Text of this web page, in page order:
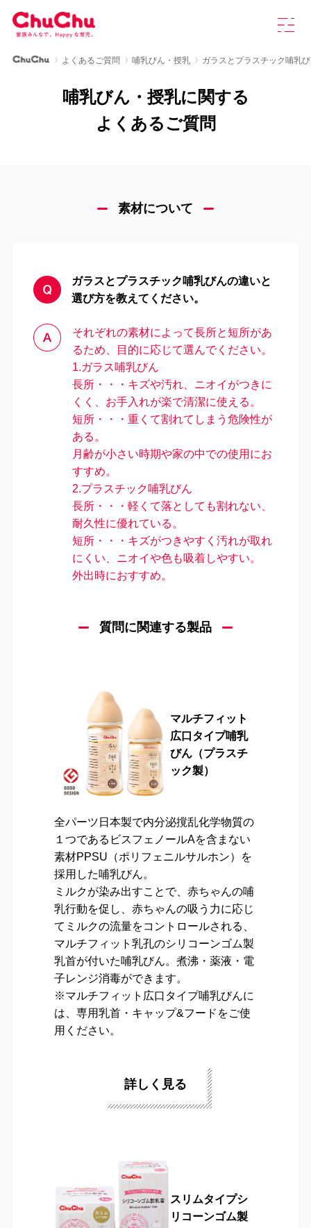
ロ
ChuChuについて
よくあるご質問
お問い合わせ
ChuChu公式サイトよくあるご質問 哺乳びん・授乳 ガラスとプラスチック哺乳
哺乳びん・授乳に関する
よくあるご質問
素材について
ガラスとプラスチック哺乳びんの違いと
選び方を教えてください。
それぞれの素材によって長所と短所があ
るため、目的に応じて選んでください。
1.ガラス哺乳びん
長所・・・キズや汚れ、ニオイがつきに
くく、お手入れが楽で清潔に使える。
短所・・・重くて割れてしまう危険性が
ある。
月齢が小さい時期や家の中での使用にお
すすめ。
2.プラスチック哺乳びん
長所・・・軽くて落としても割れない、
耐久性に優れている。
短所・・・キズがつきやすく汚れが取れ
にくい、ニオイや色も吸着しやすい。
外出時におすすめ。
質問に関連する製品
マルチフィット
広口タイプ哺乳
びん（プラスチ
ック製）
全パーツ日本製で内分泌撹乱化学物質の
１つであるビスフェノールAを含まない
素材PPSU（ポリフェニルサルホン）を
採用した哺乳びん。
ミルクが染み出すことで、赤ちゃんの哺
乳行動を促し、赤ちゃんの吸う力に応じ
てミルクの流量をコントロールされる、
マルチフィット乳孔のシリコーンゴム製
乳首が付いた哺乳びん。煮沸・薬液・電
子レンジ消毒ができます。
※マルチフィット広口タイプ哺乳びんに
は、専用乳首・キャップ&フードをご使
用ください。
詳しく見る
スリムタイプシ
リコーンゴム製